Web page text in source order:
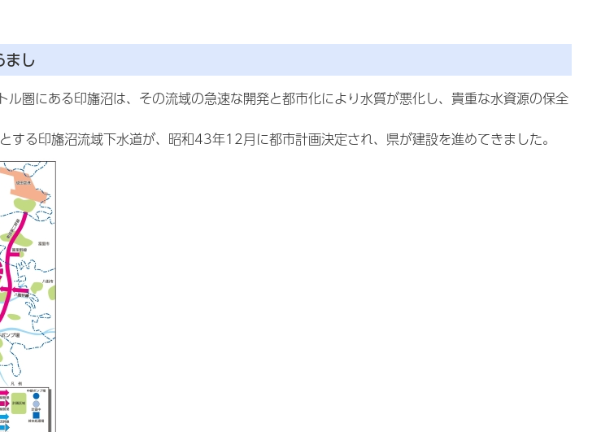
まし
圏にある印旛沼は、その流域の急速な開発と都市化により水質が悪化し、貴重な水資源の保全
する印旛沼流域下水道が、昭和43年12月に都市計画決定され、県が建設を進めてきました。